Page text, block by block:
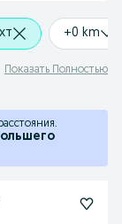
+0 km
Показать Полностью